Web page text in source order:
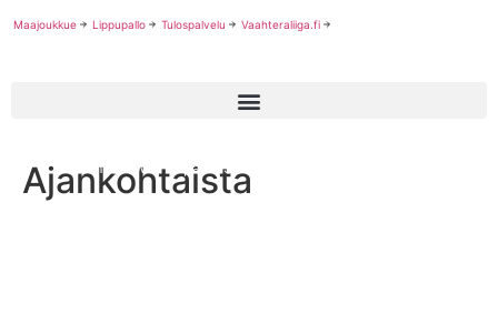
Maajoukkue Lippupallo Tulospalvelu Vaahteraliiga.fi
Ajankohtaista
Stan Bedwell ei palaa Suomeen